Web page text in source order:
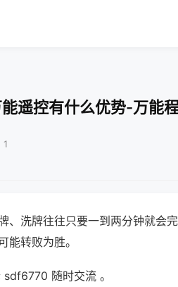
遥控有什么优势-万能
1
、洗牌往往只要一到两分钟就会完
转败为胜。
随时交流 。